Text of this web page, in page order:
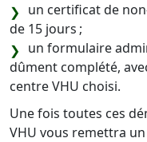
un certificat de
de 15 jours ;
un formulaire
dûment complété,
centre VHU choisi.
Une fois toutes ces
VHU vous remettra